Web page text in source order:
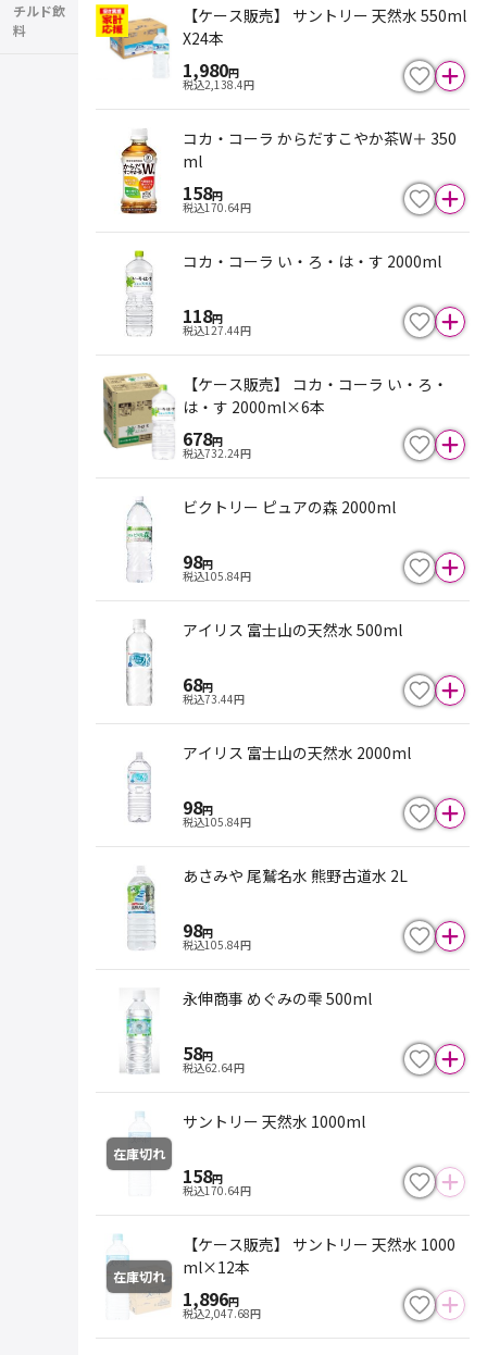
チルド飲
料
【ケース販売】 サントリー 天然水 550ml
X24本
1,980円
税込2,138.4円
コカ・コーラ からだすこやか茶W＋ 350
ml
158円
税込170.64円
コカ・コーラ い・ろ・は・す 2000ml
118円
税込127.44円
【ケース販売】 コカ・コーラ い・ろ・
は・す 2000ml×6本
678円
税込732.24円
ビクトリー ピュアの森 2000ml
98円
税込105.84円
アイリス 富士山の天然水 500ml
68円
税込73.44円
アイリス 富士山の天然水 2000ml
98円
税込105.84円
あさみや 尾鷲名水 熊野古道水 2L
98円
税込105.84円
永伸商事 めぐみの雫 500ml
58円
税込62.64円
在庫切れ
サントリー 天然水 1000ml
158円
税込170.64円
在庫切れ
【ケース販売】 サントリー 天然水 1000
ml×12本
1,896円
税込2,047.68円